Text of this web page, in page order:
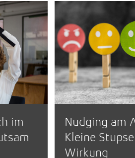
im
Nudging am
Kleine
Wirkung